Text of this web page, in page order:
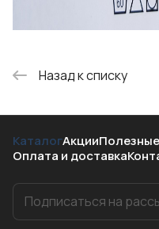
Назад к списку
КаталогАкции
Оплата и доставка